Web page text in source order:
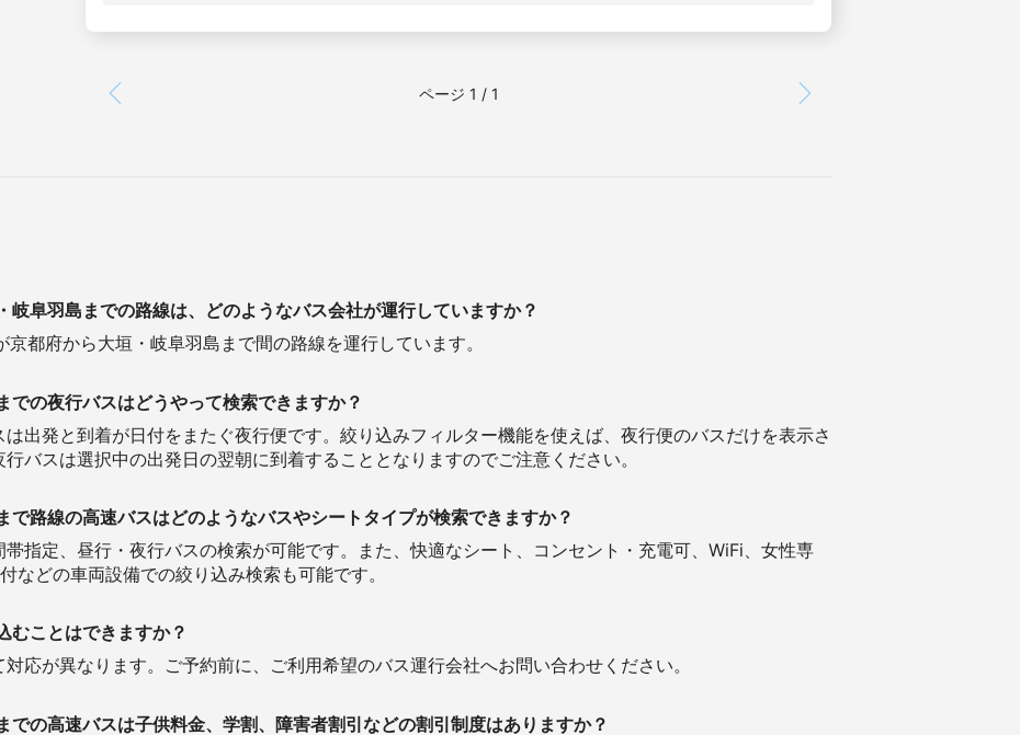
ページ 1 / 1
岐阜羽島までの路線は、どのようなバス会社が運行していますか？
都府から大垣・岐阜羽島まで間の路線を運行しています。
での夜行バスはどうやって検索できますか？
出発と到着が日付をまたぐ夜行便です。絞り込みフィルター機能を使えば、夜行便のバスだけを表示さ
バスは選択中の出発日の翌朝に到着することとなりますのでご注意ください。
で路線の高速バスはどのようなバスやシートタイプが検索できますか？
指定、昼行・夜行バスの検索が可能です。また、快適なシート、コンセント・充電可、WiFi、女性専
などの車両設備での絞り込み検索も可能です。
むことはできますか？
応が異なります。ご予約前に、ご利用希望のバス運行会社へお問い合わせください。
での高速バスは子供料金、学割、障害者割引などの割引制度はありますか？